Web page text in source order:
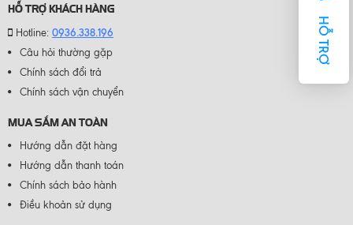
HỖ TRỢ
HỖ TRỢ KHÁCH HÀNG
Hotline: 0936.338.196
Câu hỏi thường gặp
Chính sách đổi trả
Chính sách vận chuyển
MUA SẮM AN TOÀN
Hướng dẫn đặt hàng
Hướng dẫn thanh toán
Chính sách bảo hành
Điều khoản sử dụng